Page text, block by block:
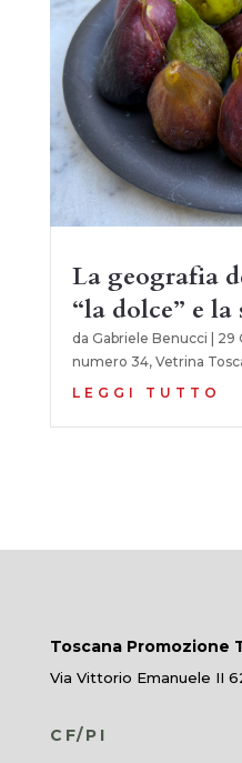
La geografia
“la dolce” e
da Gabriele Benucci 29
numero 34, Vetrina
LEGGI TUTTO
Toscana Promozione
Via Vittorio Emanuele II
CF/PI